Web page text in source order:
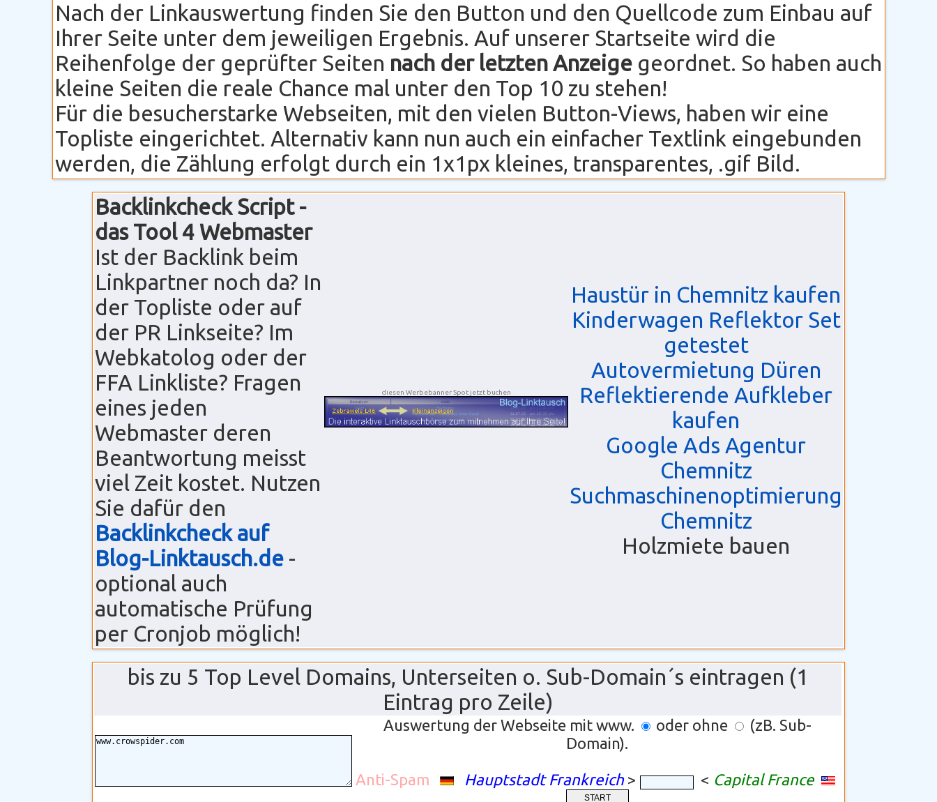
Nach der Linkauswertung finden Sie den Button und den Quellcode zum Einbau auf
Ihrer Seite unter dem jeweiligen Ergebnis. Auf unserer Startseite wird die
Reihenfolge der geprüfter Seiten nach der letzten Anzeigegeordnet. So haben auch
kleine Seiten die reale Chance mal unter den Top 10 zu stehen!
Für die besucherstarke Webseiten, mit den vielen Button-Views, haben wir eine
Topliste eingerichtet. Alternativ kann nun auch ein einfacher Textlink eingebunden
werden, die Zählung erfolgt durch ein 1x1px kleines, transparentes, .gif Bild.
Backlinkcheck Script -
das Tool 4 Webmaster
Ist der Backlink beim
Linkpartner noch da? In
der Topliste oder auf
der PR Linkseite? Im
Webkatolog oder der
FFA Linkliste? Fragen
eines jeden
Webmaster deren
Beantwortung meisst
viel Zeit kostet. Nutzen
Sie dafür den
Backlinkcheck auf
Blog-Linktausch.de -
optional auch
automatische Prüfung
per Cronjob möglich!
diesen Werbebanner Spot jetzt buchen
Haustür in Chemnitz kaufen
Kinderwagen Reflektor Set
getestet
Autovermietung Düren
Reflektierende Aufkleber
kaufen
Google Ads Agentur
Chemnitz
Suchmaschinenoptimierung
Chemnitz
Holzmiete bauen
bis zu 5 Top Level Domains, Unterseiten o. Sub-Domain´s eintragen (1
Eintrag pro Zeile)
Auswertung der Webseite mit www. oder ohne
(zB. Sub-
Domain).
Anti-Spam Hauptstadt Frankreich> < Capital France